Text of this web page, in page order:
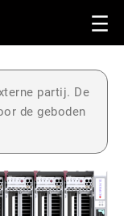
partij. De
de geboden